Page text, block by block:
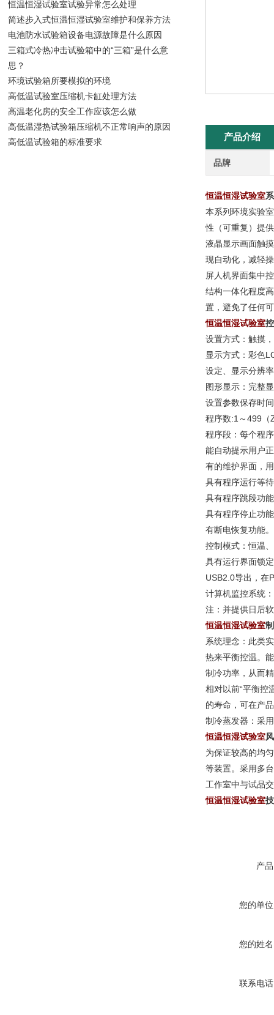
产品介绍
品牌
恒温恒湿试验室
本系列环境实验
性（可重复）提
液晶显示画面触
现自动化，减轻
屏人机界面集中
结构一体化程度
置，避免了任何
恒温恒湿试验室
设置方式：触摸
显示方式：彩色
设定、显示分辨
图形显示：完整
设置参数保存时
程序数:1～499（
程序段：每个程
能自动提示用户
有的维护界面，
具有程序运行等
具有程序跳段功
具有程序停止功
有断电恢复功能。
控制模式：恒温
具有运行界面锁
USB2.0导出，在
计算机监控系统
注：并提供日后
恒温恒湿试验室
系统理念：此类
热来平衡控温。
制冷功率，从而
相对以前“平衡控
的寿命，可在产
制冷蒸发器：采
恒温恒湿试验室
为保证较高的均
等装置。采用多
工作室中与试品
恒温恒湿试验室
产
您的单
您的姓
联系电
恒温恒湿试验室试验异常怎么处理
简述步入式恒温恒湿试验室维护和保养方法
电池防水试验箱设备电源故障是什么原因
三箱式冷热冲击试验箱中的“三箱”是什么意
思？
环境试验箱所要模拟的环境
高低温试验室压缩机卡缸处理方法
高温老化房的安全工作应该怎么做
高低温湿热试验箱压缩机不正常响声的原因
高低温试验箱的标准要求